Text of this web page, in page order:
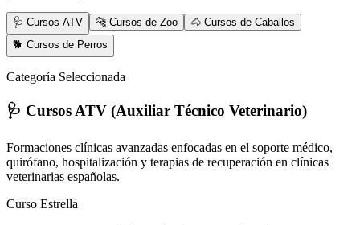
🩺 Cursos ATV 🐆 Cursos de Zoo
🐴 Cursos de Caballos
🐕 Cursos de Perros
Categoría Seleccionada
🩺 Cursos ATV (Auxiliar Técnico Veterinario)
Formaciones clínicas avanzadas enfocadas en el soporte médico,
quirófano, hospitalización y terapias de recuperación en clínicas
veterinarias españolas.
Curso Estrella